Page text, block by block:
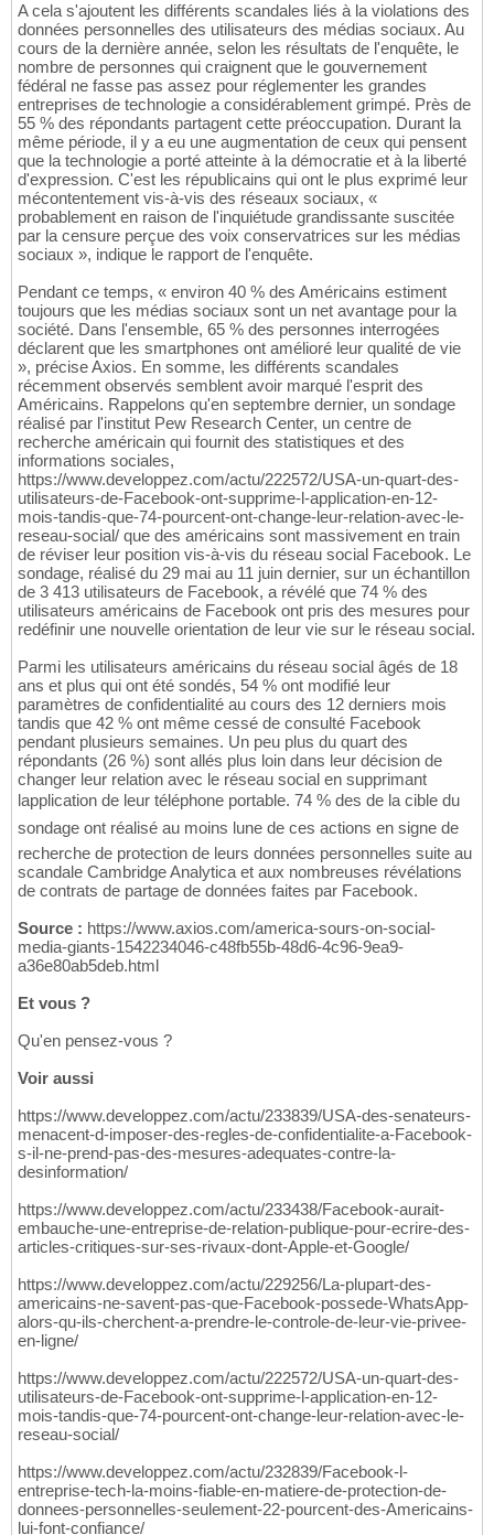
A cela s'ajoutent les différents scandales liés à la violations des
données personnelles des utilisateurs des médias sociaux. Au
cours de la dernière année, selon les résultats de l'enquête, le
nombre de personnes qui craignent que le gouvernement
fédéral ne fasse pas assez pour réglementer les grandes
entreprises de technologie a considérablement grimpé. Près de
55 % des répondants partagent cette préoccupation. Durant la
même période, il y a eu une augmentation de ceux qui pensent
que la technologie a porté atteinte à la démocratie et à la liberté
d'expression. C'est les républicains qui ont le plus exprimé leur
mécontentement vis-à-vis des réseaux sociaux, «
probablement en raison de l'inquiétude grandissante suscitée
par la censure perçue des voix conservatrices sur les médias
sociaux », indique le rapport de l'enquête.
Pendant ce temps, « environ 40 % des Américains estiment
toujours que les médias sociaux sont un net avantage pour la
société. Dans l'ensemble, 65 % des personnes interrogées
déclarent que les smartphones ont amélioré leur qualité de vie
», précise Axios. En somme, les différents scandales
récemment observés semblent avoir marqué l'esprit des
Américains. Rappelons qu'en septembre dernier, un sondage
réalisé par l'institut Pew Research Center, un centre de
recherche américain qui fournit des statistiques et des
informations sociales,
https://www.developpez.com/actu/222572/USA-un-quart-des-
utilisateurs-de-Facebook-ont-supprime-l-application-en-12-
mois-tandis-que-74-pourcent-ont-change-leur-relation-avec-le-
reseau-social/ que des américains sont massivement en train
de réviser leur position vis-à-vis du réseau social Facebook. Le
sondage, réalisé du 29 mai au 11 juin dernier, sur un échantillon
de 3 413 utilisateurs de Facebook, a révélé que 74 % des
utilisateurs américains de Facebook ont pris des mesures pour
redéfinir une nouvelle orientation de leur vie sur le réseau social.
Parmi les utilisateurs américains du réseau social âgés de 18
ans et plus qui ont été sondés, 54 % ont modifié leur
paramètres de confidentialité au cours des 12 derniers mois
tandis que 42 % ont même cessé de consulté Facebook
pendant plusieurs semaines. Un peu plus du quart des
répondants (26 %) sont allés plus loin dans leur décision de
changer leur relation avec le réseau social en supprimant
lapplication de leur téléphone portable. 74 % des de la cible du
sondage ont réalisé au moins lune de ces actions en signe de
recherche de protection de leurs données personnelles suite au
scandale Cambridge Analytica et aux nombreuses révélations
de contrats de partage de données faites par Facebook.
Source : https://www.axios.com/america-sours-on-social-
media-giants-1542234046-c48fb55b-48d6-4c96-9ea9-
a36e80ab5deb.html
Et vous ?
Qu'en pensez-vous ?
Voir aussi
https://www.developpez.com/actu/233839/USA-des-senateurs-
menacent-d-imposer-des-regles-de-confidentialite-a-Facebook-
s-il-ne-prend-pas-des-mesures-adequates-contre-la-
desinformation/
https://www.developpez.com/actu/233438/Facebook-aurait-
embauche-une-entreprise-de-relation-publique-pour-ecrire-des-
articles-critiques-sur-ses-rivaux-dont-Apple-et-Google/
https://www.developpez.com/actu/229256/La-plupart-des-
americains-ne-savent-pas-que-Facebook-possede-WhatsApp-
alors-qu-ils-cherchent-a-prendre-le-controle-de-leur-vie-privee-
en-ligne/
https://www.developpez.com/actu/222572/USA-un-quart-des-
utilisateurs-de-Facebook-ont-supprime-l-application-en-12-
mois-tandis-que-74-pourcent-ont-change-leur-relation-avec-le-
reseau-social/
https://www.developpez.com/actu/232839/Facebook-l-
entreprise-tech-la-moins-fiable-en-matiere-de-protection-de-
donnees-personnelles-seulement-22-pourcent-des-Americains-
lui-font-confiance/